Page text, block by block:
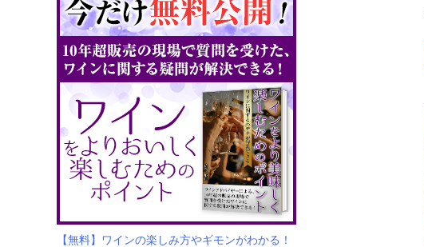
【無料】ワインの楽しみ方やギモンがわかる！